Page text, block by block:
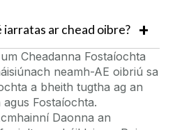
iarratas ar chead oibre?
Cheadanna Fostaíochta
neamh-AE oibriú sa
a bheith tugtha ag an
Fostaíochta.
Daonna an